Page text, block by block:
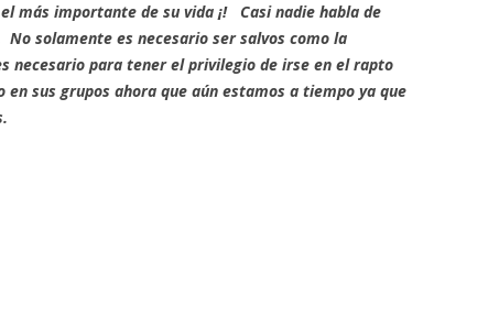
más importante de su vida ¡! Casi nadie habla de
solamente es necesario ser salvos como la
necesario para tener el privilegio de irse en el rapto
sus grupos ahora que aún estamos a tiempo ya que